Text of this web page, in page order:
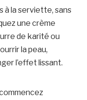
à la serviette, sans
une crème
de karité ou
la peau,
l’effet lissant.